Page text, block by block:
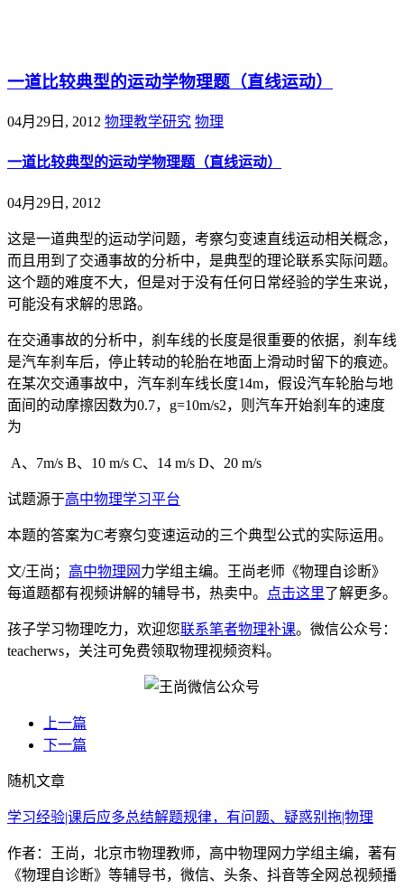
一道比较典型的运动学物理题（直线运动）
04月29日, 2012 物理教学研究 物理
一道比较典型的运动学物理题（直线运动）
04月29日, 2012
这是一道典型的运动学问题，考察匀变速直线运动相关概念，
而且用到了交通事故的分析中，是典型的理论联系实际问题。
这个题的难度不大，但是对于没有任何日常经验的学生来说，
可能没有求解的思路。
在交通事故的分析中，刹车线的长度是很重要的依据，刹车线
是汽车刹车后，停止转动的轮胎在地面上滑动时留下的痕迹。
在某次交通事故中，汽车刹车线长度14m，假设汽车轮胎与地
面间的动摩擦因数为0.7，g=10m/s2，则汽车开始刹车的速度
为
A、7m/s B、10 m/s C、14 m/s D、20 m/s
试题源于高中物理学习平台
本题的答案为C考察匀变速运动的三个典型公式的实际运用。
文/王尚； 高中物理网 力学组主编。王尚老师《物理自诊断》
每道题都有视频讲解的辅导书，热卖中。
点击这里了解更多。
孩子学习物理吃力，欢迎您联系笔者物理补课。微信公众号：
teacherws，关注可免费领取物理视频资料。
上一篇
下一篇
随机文章
学习经验|课后应多总结解题规律，有问题、疑惑别拖|物理
作者：王尚，北京市物理教师，高中物理网力学组主编，著有
《物理自诊断》等辅导书，微信、头条、抖音等全网总视频播